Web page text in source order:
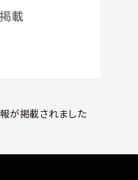
が掲載されました